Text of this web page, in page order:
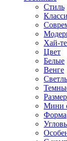
Стиль
Хай-
Цвет
Белые
Венге
Размер
Мини
Форма